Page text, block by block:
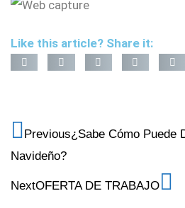
Like this article? Share it:
Previous¿Sabe Cómo Puede
Navideño?
NextOFERTA DE TRABAJO